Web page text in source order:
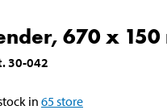
670 x
.30-042
in65store